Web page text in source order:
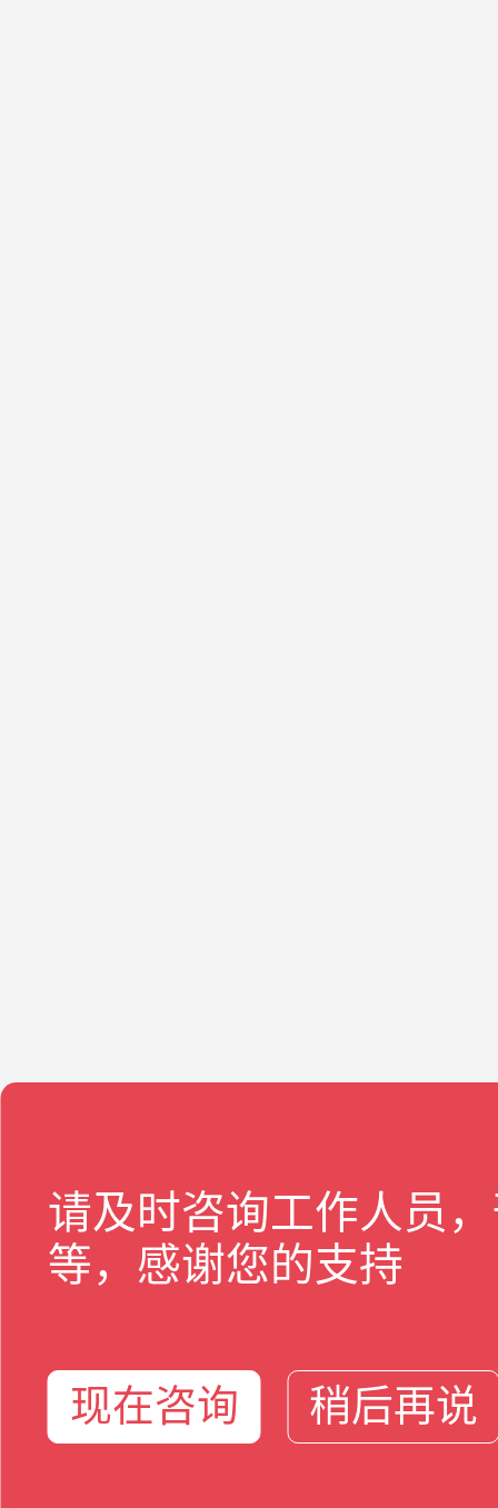
请及时咨询工作人员
等，感谢您的支持
现在咨询 稍后再说